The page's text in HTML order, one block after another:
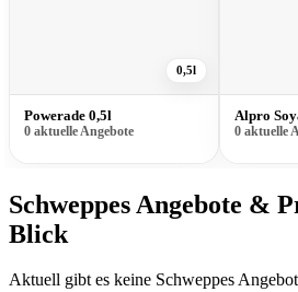
0,5l
Powerade 0,5l
0 aktuelle Angebote
Alpro
0 aktuelle
Schweppes Angebote &
Blick
Aktuell gibt es keine Schweppes